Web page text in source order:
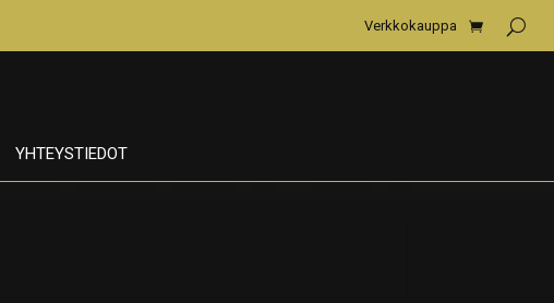
Verkkokauppa
YHTEYSTIEDOT